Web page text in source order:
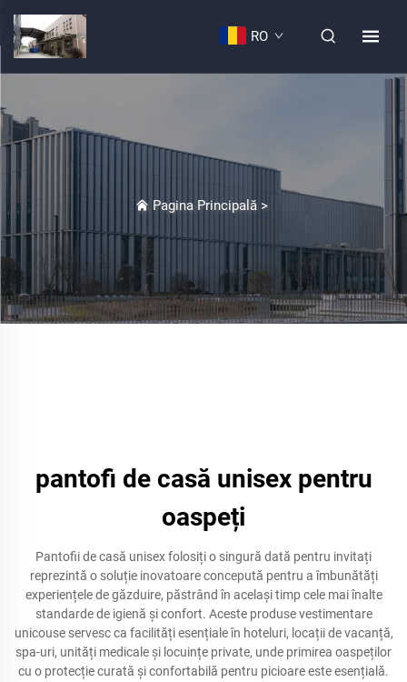
RO
Pagina Principală >
pantofi de casă unisex pentru
oaspeți
Pantofii de casă unisex folosiți o singură dată pentru invitați
reprezintă o soluție inovatoare concepută pentru a îmbunătăți
experiențele de găzduire, păstrând în același timp cele mai înalte
standarde de igienă și confort. Aceste produse vestimentare
unicouse servesc ca facilități esențiale în hoteluri, locații de vacanță,
spa-uri, unități medicale și locuințe private, unde primirea oaspeților
cu o protecție curată și confortabilă pentru picioare este esențială.